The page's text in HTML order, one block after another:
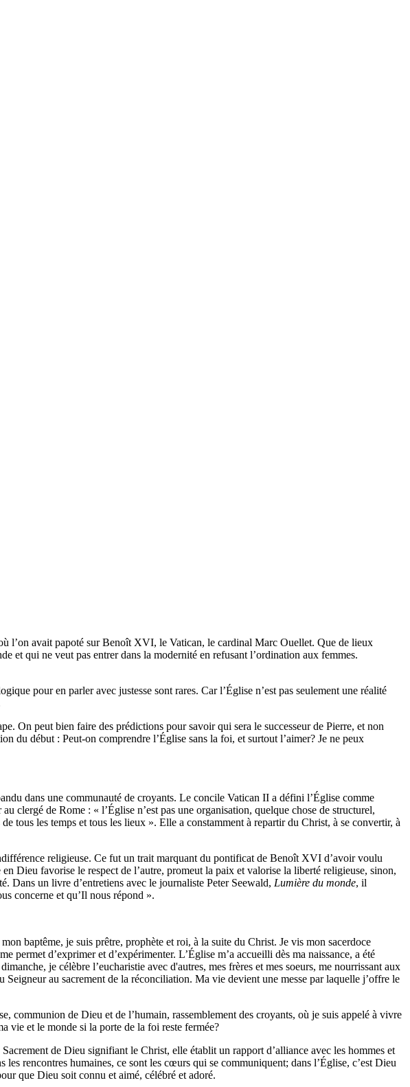
l’on avait papoté sur Benoît XVI, le Vatican, le cardinal Marc Ouellet. Que de lieux
et qui ne veut pas entrer dans la modernité en refusant l’ordination aux femmes.
pour en parler avec justesse sont rares. Car l’Église n’est pas seulement une réalité
On peut bien faire des prédictions pour savoir qui sera le successeur de Pierre, et non
du début : Peut-on comprendre l’Église sans la foi, et surtout l’aimer? Je ne peux
dans une communauté de croyants. Le concile Vatican II a défini l’Église comme
clergé de Rome : « l’Église n’est pas une organisation, quelque chose de structurel,
tous les temps et tous les lieux ». Elle a constamment à repartir du Christ, à se convertir, à
religieuse. Ce fut un trait marquant du pontificat de Benoît XVI d’avoir voulu
Dieu favorise le respect de l’autre, promeut la paix et valorise la liberté religieuse, sinon,
Dans un livre d’entretiens avec le journaliste Peter Seewald, Lumière du monde, il
concerne et qu’Il nous répond ».
baptême, je suis prêtre, prophète et roi, à la suite du Christ. Je vis mon sacerdoce
permet d’exprimer et d’expérimenter. L’Église m’a accueilli dès ma naissance, a été
je célèbre l’eucharistie avec d'autres, mes frères et mes soeurs, me nourrissant aux
au sacrement de la réconciliation. Ma vie devient une messe par laquelle j’offre le
communion de Dieu et de l’humain, rassemblement des croyants, où je suis appelé à vivre
vie et le monde si la porte de la foi reste fermée?
de Dieu signifiant le Christ, elle établit un rapport d’alliance avec les hommes et
rencontres humaines, ce sont les cœurs qui se communiquent; dans l’Église, c’est Dieu
que Dieu soit connu et aimé, célébré et adoré.